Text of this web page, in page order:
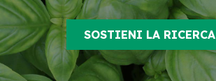
SOSTIENI LA RICERCA